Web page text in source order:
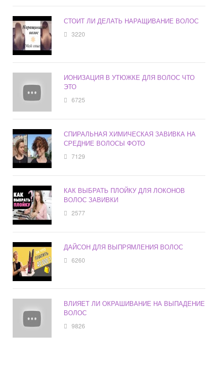
СТОИТ ЛИ ДЕЛАТЬ НАРАЩИВАНИЕ ВОЛОС
3220
ИОНИЗАЦИЯ В УТЮЖКЕ ДЛЯ ВОЛОС ЧТО
ЭТО
6725
СПИРАЛЬНАЯ ХИМИЧЕСКАЯ ЗАВИВКА НА
СРЕДНИЕ ВОЛОСЫ ФОТО
7129
КАК ВЫБРАТЬ ПЛОЙКУ ДЛЯ ЛОКОНОВ
ВОЛОС ЗАВИВКИ
2577
ДАЙСОН ДЛЯ ВЫПРЯМЛЕНИЯ ВОЛОС
6260
ВЛИЯЕТ ЛИ ОКРАШИВАНИЕ НА ВЫПАДЕНИЕ
ВОЛОС
9826